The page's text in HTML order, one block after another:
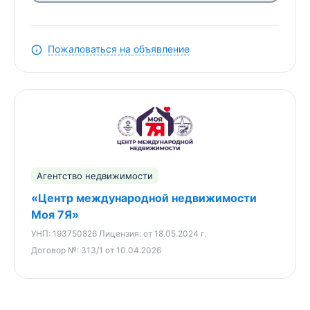
сотки - простор для любых идей: -сад, огород,
баня -зона отдыха или гостевые домики
-возможность ведения хозяйства или
агротуризма -Дом расположен на хуторе -
минимум соседей, максимум тишины и
уединения. -В пешей доступности водоём —
отличное место для прогулок, рыбалки и отдыха
на природе. -Хорошие подъездные пути - по
сторону Минска. -Есть две капитальные
хозпостройки на участке, есть где хранить
инвентарь и инструменты. -Отличный вариант как
для постоянного проживания, так и под дачу или
инвестицию (аренда, агроусадьба). Это место для
тех, кто устал от шума и плотной застройки.
Здесь вы просыпаетесь не от машин, а от тишины.
Пожаловаться на объявление
Агентство недвижимости
«Центр международной недвижимости
Моя 7Я»
УНП: 193750826 Лицензия: от 18.05.2024 г.
Договор №: 313/1 от 10.04.2026